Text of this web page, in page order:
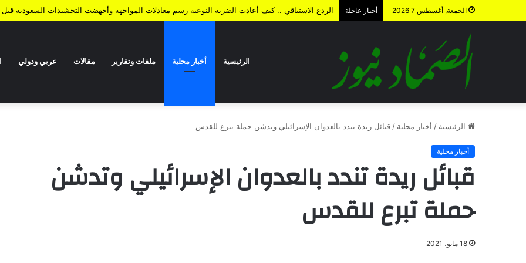
الجمعة, أغسطس 7 2026 أخبار عاجلة الردع الاستباقي .. كيف أعادت الضربة النوعية رسم معادلات المواجهة وأجهضت التحشيدات السعودية قبل
الرئيسية أخبار محلية ملفات وتقارير مقالات عربي ودولي
الرئيسية / أخبار محلية / قبائل ريدة تندد بالعدوان الإسرائيلي وتدشن حملة تبرع للقدس
أخبار محلية
قبائل ريدة تندد بالعدوان الإسرائيلي وتدشن
حملة تبرع للقدس
18 مايو، 2021